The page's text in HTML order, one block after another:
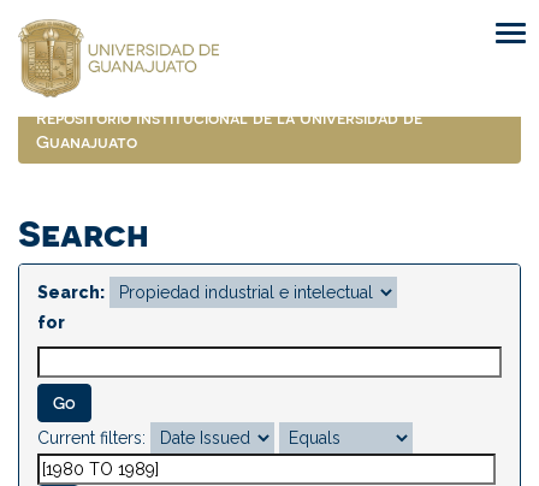
navigation
Repositorio Institucional de la Universidad de
Guanajuato
Search
Search:
for
Current filters: